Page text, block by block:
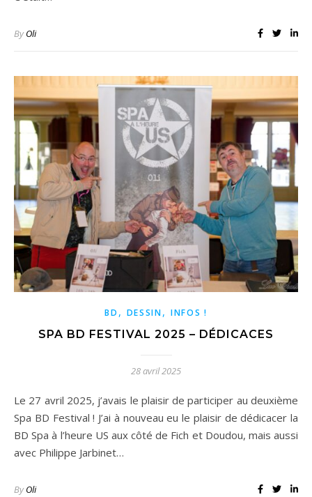
ByOli
BD , DESSIN, INFOS !
SPA BD FESTIVAL 2025 – DÉDICACES
28 avril 2025
Le 27 avril 2025, j’avais le plaisir de participer au deuxième
Spa BD Festival ! J’ai à nouveau eu le plaisir de dédicacer la
BD Spa à l’heure US aux côté de Fich et Doudou, mais aussi
avec Philippe Jarbinet…
ByOli